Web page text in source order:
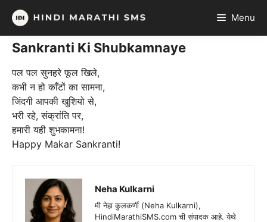
Skip
content
Menu
Sankranti Ki Shubkamnaye
पल पल सुनहरे फूल खिले,
कभी न हो काँटों का सामना,
जिंदगी आपकी खुशियो से,
भरी रहे, संक्रांति पर,
हमारी यही शुभकामना!
Happy Makar Sankranti!
Neha Kulkarni
मी नेहा कुलकर्णी (Neha Kulkarni),
HindiMarathiSMS.com ची संपादक आहे. येथे